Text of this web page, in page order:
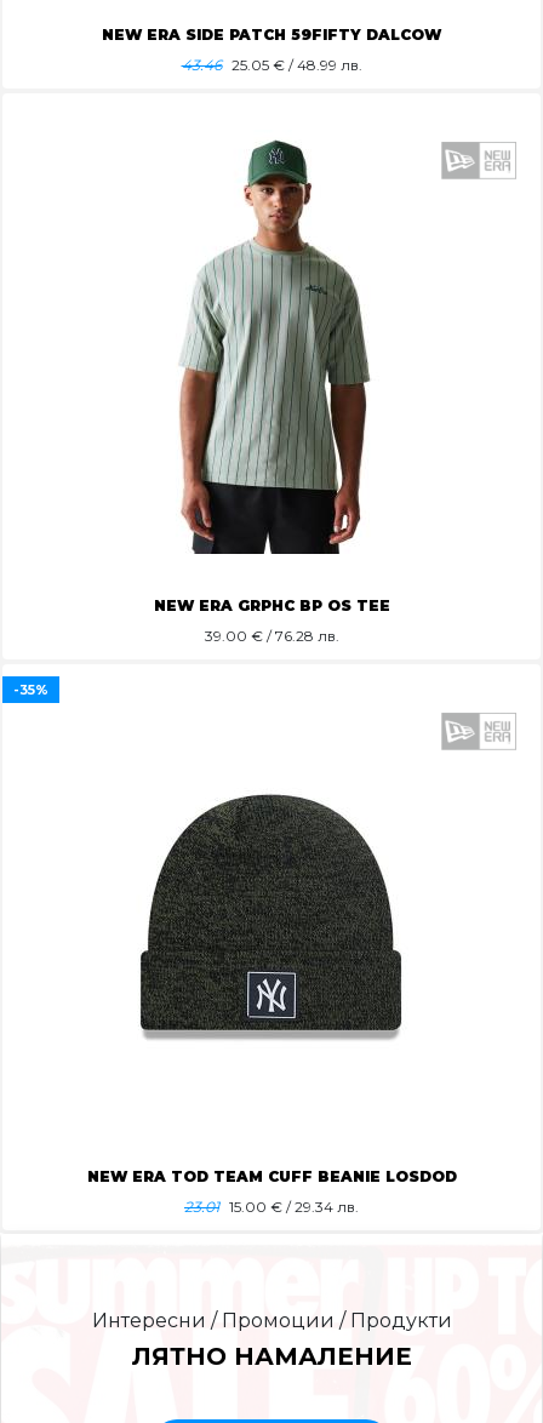
NEW ERA SIDE PATCH 59FIFTY DALCOW
43.46 25.05€ / 48.99 лв.
NEW ERA GRPHC BP OS TEE
39.00 € / 76.28 лв.
NEW ERA TOD TEAM CUFF BEANIE LOSDOD
23.01 15.00 € / 29.34 лв.
-35%
Интересни / Промоции / Продукти
ЛЯТНО НАМАЛЕНИЕ